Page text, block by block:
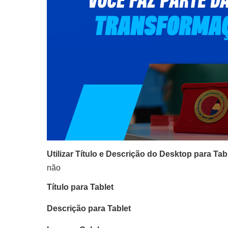
Utilizar Título e Descrição do Desktop para
não
Título para Tablet
Descrição para Tablet